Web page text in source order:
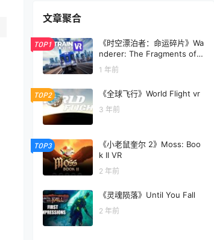
文章聚合
TOP1
《时空漂泊者：命运碎片》Wa
nderer: The Fragments of F
ate
1 年前
TOP2 《全球飞行》World Flight vr
3 年前
TOP3
《小老鼠奎尔 2》Moss: Boo
k II VR
2 年前
《灵魂陨落》Until You Fall
2 年前